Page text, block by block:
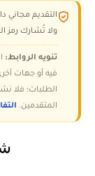
التقديم مجاني
ولا تُشارك رمز
تنويه الروابط:
فيه أو جهات
الطلبات؛ فلا
المتقدمين.